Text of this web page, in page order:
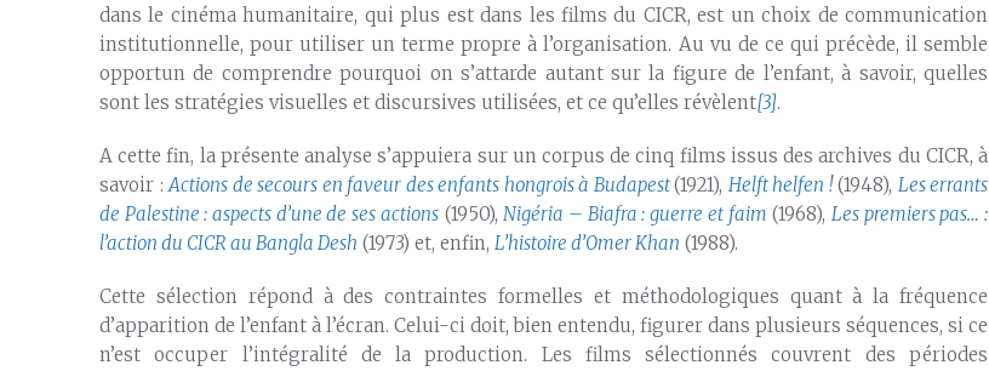
dans le cinéma humanitaire, qui plus est dans les films du CICR, est un choix de communication
institutionnelle, pour utiliser un terme propre à l’organisation. Au vu de ce qui précède, il semble
opportun de comprendre pourquoi on s’attarde autant sur la figure de l’enfant, à savoir, quelles
sont les stratégies visuelles et discursives utilisées, et ce qu’elles révèlent[3].
A cette fin, la présente analyse s’appuiera sur un corpus de cinq films issus des archives du CICR, à
savoir :Actions de secours en faveur des enfants hongrois à Budapest(1921), Helft helfen !(1948), Les errants
de Palestine : aspects d’une de ses actions(1950),Nigéria – Biafra : guerre et faim (1968), Les premiers pas… :
l’action du CICR au Bangla Desh (1973) et, enfin, L’histoire d’Omer Khan (1988).
Cette sélection répond à des contraintes formelles et méthodologiques quant à la fréquence
d’apparition de l’enfant à l’écran. Celui-ci doit, bien entendu, figurer dans plusieurs séquences, si ce
n’est occuper l’intégralité de la production. Les films sélectionnés couvrent des périodes